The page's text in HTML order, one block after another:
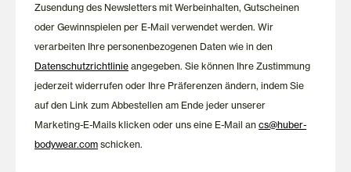
Zusendung des Newsletters mit Werbeinhalten, Gutscheinen
oder Gewinnspielen per E-Mail verwendet werden. Wir
verarbeiten Ihre personenbezogenen Daten wie in den
Datenschutzrichtlinie angegeben. Sie können Ihre Zustimmung
jederzeit widerrufen oder Ihre Präferenzen ändern, indem Sie
auf den Link zum Abbestellen am Ende jeder unserer
Marketing-E-Mails klicken oder uns eine E-Mail ancs@huber-
bodywear.com schicken.